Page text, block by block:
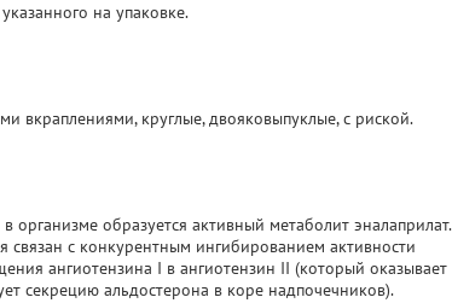
на упаковке.
вкраплениями, круглые, двояковыпуклые, с риской.
организме образуется активный метаболит эналаприлат.
связан с конкурентным ингибированием активности
ангиотензина I в ангиотензин II (который оказывает
секрецию альдостерона в коре надпочечников).